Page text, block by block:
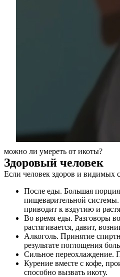
О нас
Акции
Отзывы
Статьи
можно ли умереть от икоты?
Здоровый человек
Если человек здоров и видимых
После еды. Большая
пищеварительной
приводит к вздутию и
Во время еды. Разговоры
растягивается, давит,
Алкоголь. Принятие
результате поглощения
Сильное переохлаждение.
Курение вместе с кофе,
способно вызвать икоту.